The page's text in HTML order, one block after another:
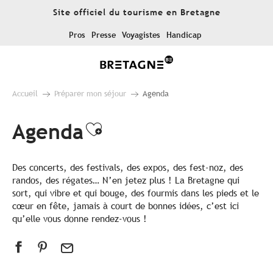
Site officiel du tourisme en Bretagne
Pros Presse Voyagistes Handicap
Accueil Préparer mon séjour Agenda
AgendaAjouter aux favoris
Des concerts, des festivals, des expos, des fest-noz, des
randos, des régates… N’en jetez plus ! La Bretagne qui
sort, qui vibre et qui bouge, des fourmis dans les pieds et le
cœur en fête, jamais à court de bonnes idées, c’est ici
qu’elle vous donne rendez-vous !